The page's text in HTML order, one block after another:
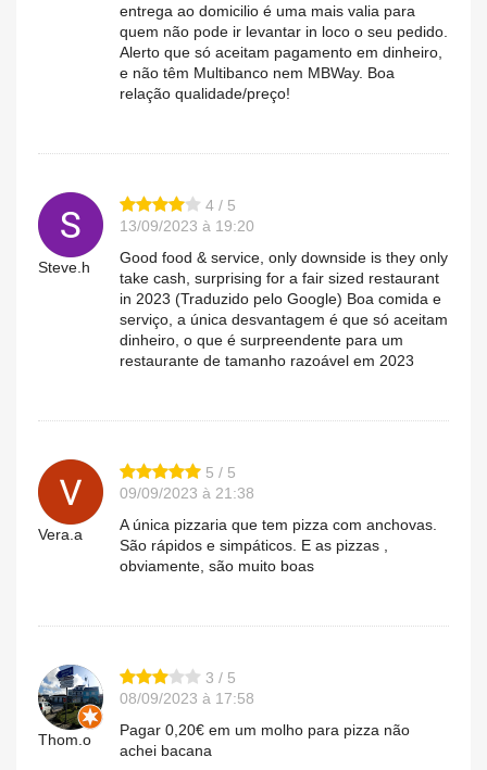
entrega ao domicilio é uma mais valia para
quem não pode ir levantar in loco o seu pedido.
Alerto que só aceitam pagamento em dinheiro,
e não têm Multibanco nem MBWay. Boa
relação qualidade/preço!
Steve.h
4 / 5
13/09/2023 à 19:20
Good food & service, only downside is they only
take cash, surprising for a fair sized restaurant
in 2023 (Traduzido pelo Google) Boa comida e
serviço, a única desvantagem é que só aceitam
dinheiro, o que é surpreendente para um
restaurante de tamanho razoável em 2023
Vera.a
5 / 5
09/09/2023 à 21:38
A única pizzaria que tem pizza com anchovas.
São rápidos e simpáticos. E as pizzas ,
obviamente, são muito boas
Thom.o
3 / 5
08/09/2023 à 17:58
Pagar 0,20€ em um molho para pizza não
achei bacana